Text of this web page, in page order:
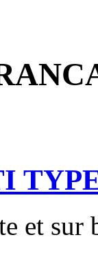
et sur